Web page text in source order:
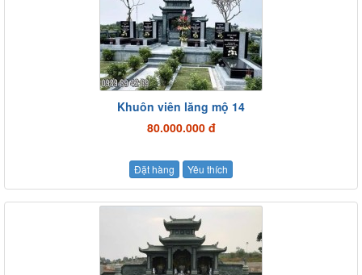
Khuôn viên lăng mộ 14
80.000.000 đ
Đặt hàng Yêu thích